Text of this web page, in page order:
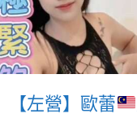
【左營】歐蕾